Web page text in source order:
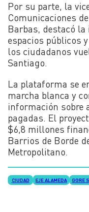
Por su parte, la
Comunicaciones
Barbas, destacó
espacios públicos
los ciudadanos
Santiago.
La plataforma se
marcha blanca y
información sobre
pagadas. El
$6,8 millones
Barrios de Borde
Metropolitano.
CIUDAD EJE ALAMEDA GORE